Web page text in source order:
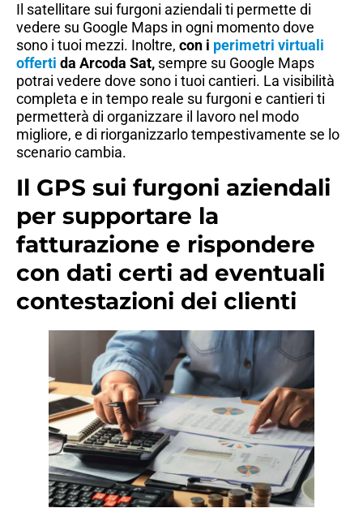
Il satellitare sui furgoni aziendali ti permette di
vedere su Google Maps in ogni momento dove
sono i tuoi mezzi. Inoltre, con i perimetri virtuali
offerti da Arcoda Sat, sempre su Google Maps
potrai vedere dove sono i tuoi cantieri. La visibilità
completa e in tempo reale su furgoni e cantieri ti
permetterà di organizzare il lavoro nel modo
migliore, e di riorganizzarlo tempestivamente se lo
scenario cambia.
Il GPS sui furgoni aziendali
per supportare la
fatturazione e rispondere
con dati certi ad eventuali
contestazioni dei clienti